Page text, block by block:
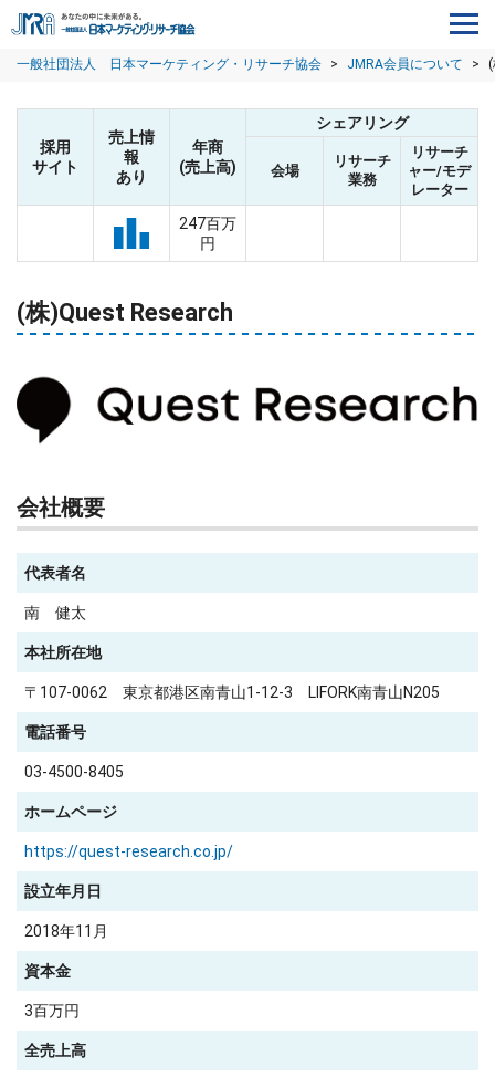
一般社団法人 日本マーケティング・リサーチ協会 > JMRA会員について >
採用
サイト
売上情
報
あり
年商
(売上高)
シェアリング
会場
リサーチ
業務
リサーチ
ャー/モデ
レーター
247百万
円
(株)Quest Research
会社概要
代表者名
南 健太
本社所在地
〒107-0062 東京都港区南青山1-12-3 LIFORK南青山N205
電話番号
03-4500-8405
ホームページ
https://quest-research.co.jp/
設立年月日
2018年11月
資本金
3百万円
全売上高